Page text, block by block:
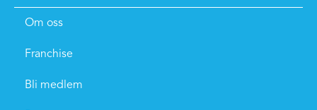
Om oss
Franchise
Bli medlem